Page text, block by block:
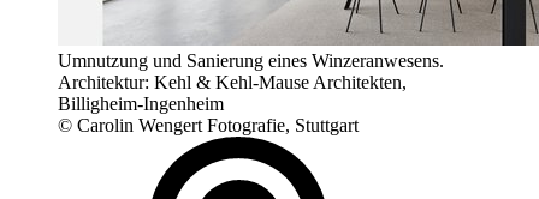
Umnutzung und Sanierung eines Winzeranwesens.
Architektur: Kehl & Kehl-Mause Architekten,
Billigheim-Ingenheim
© Carolin Wengert Fotografie, Stuttgart